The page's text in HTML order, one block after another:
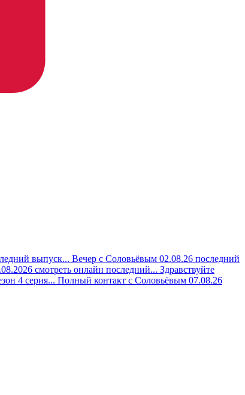
выпуск... Вечер с Соловьёвым 02.08.26 последний
смотреть онлайн последний... Здравствуйте
4 серия... Полный контакт с Соловьёвым 07.08.26